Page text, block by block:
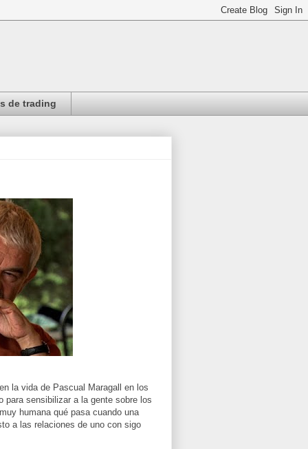
de trading
la vida de Pascual Maragall en los
para sensibilizar a la gente sobre los
humana qué pasa cuando una
a las relaciones de uno con sigo